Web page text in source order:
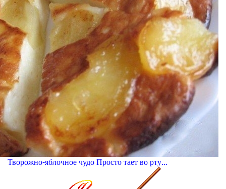
Творожно-яблочное чудо Просто тает во рту...